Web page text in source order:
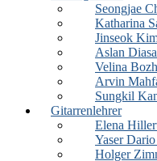
Seongjae
Katharina
Jinseok
Aslan
Velina
Arvin
Sungkil
Gitarrenlehrer
Elena
Yaser
Holger